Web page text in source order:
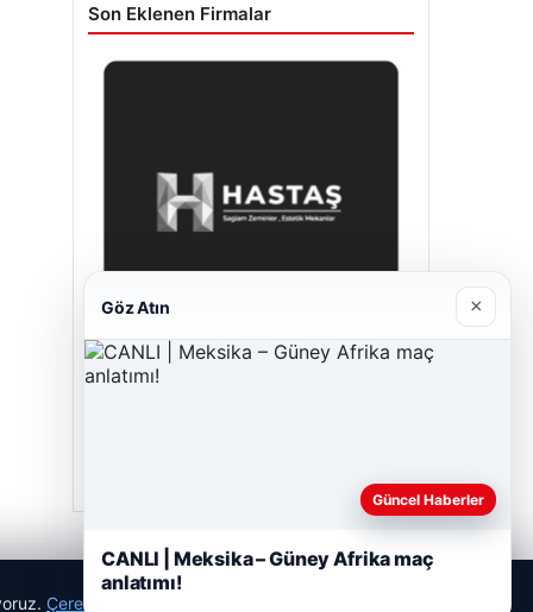
Son Eklenen Firmalar
Çerez Politikamız
Göz Atın ×
Güncel Haberler
CANLI | Meksika – Güney Afrika maç
anlatımı!